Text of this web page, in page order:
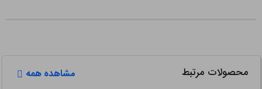
محصولات مرتبط مشاهده همه